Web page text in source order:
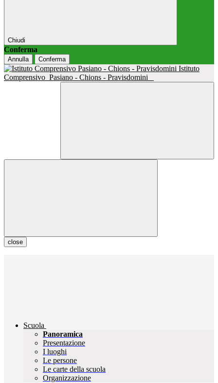
Chiudi
Conferma
Annulla Conferma
Istituto
Comprensivo Pasiano - Chions - Pravisdomini
close
Scuola
Panoramica
Presentazione
I luoghi
Le persone
Le carte della scuola
Organizzazione